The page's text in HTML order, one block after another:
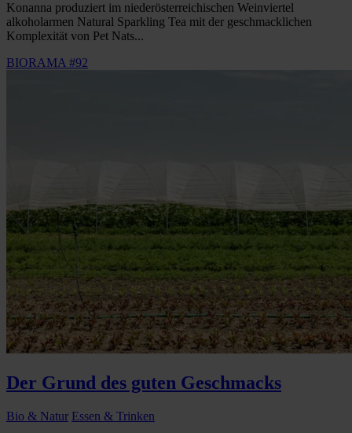
Konanna produziert im niederösterreichischen Weinviertel
alkoholarmen Natural Sparkling Tea mit der geschmacklichen
Komplexität von Pet Nats...
BIORAMA #92
Der Grund des guten Geschmacks
Bio & Natur Essen & Trinken